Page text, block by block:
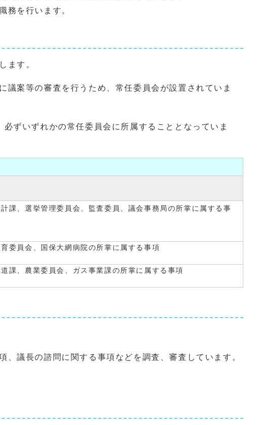
務を行います。
ます。
案等の審査を行うため、常任委員会が設置されていま
ずいずれかの常任委員会に所属することとなっていま
課、選挙管理委員会、監査委員、議会事務局の所掌に属する事
委員会、国保大網病院の所掌に属する事項
課、農業委員会、ガス事業課の所掌に属する事項
議長の諮問に関する事項などを調査、審査しています。